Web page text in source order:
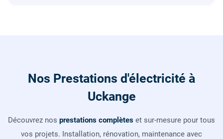
Nos Prestations d'électricité à
Uckange
Découvrez nos prestations complètes et sur-mesure pour tous
vos projets. Installation, rénovation, maintenance avec